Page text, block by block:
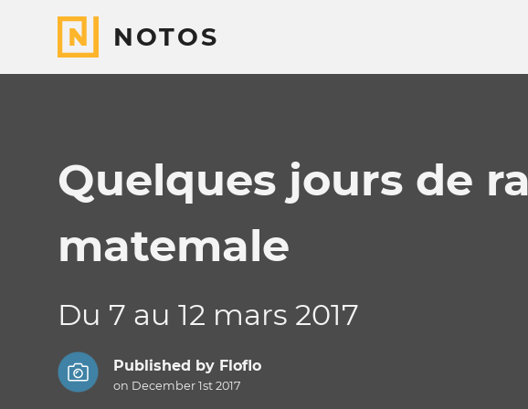
NOTOS
Quelques jours de
matemale
Du 7 au 12 mars 2017
Published by Floflo
on December 1st 2017